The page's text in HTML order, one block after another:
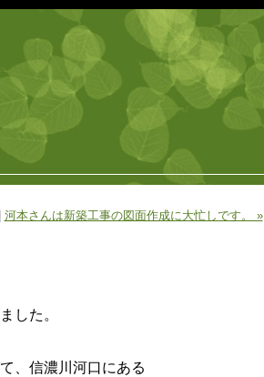
河本さんは新築工事の図面作成に大忙しです。 »
した。
、信濃川河口にある